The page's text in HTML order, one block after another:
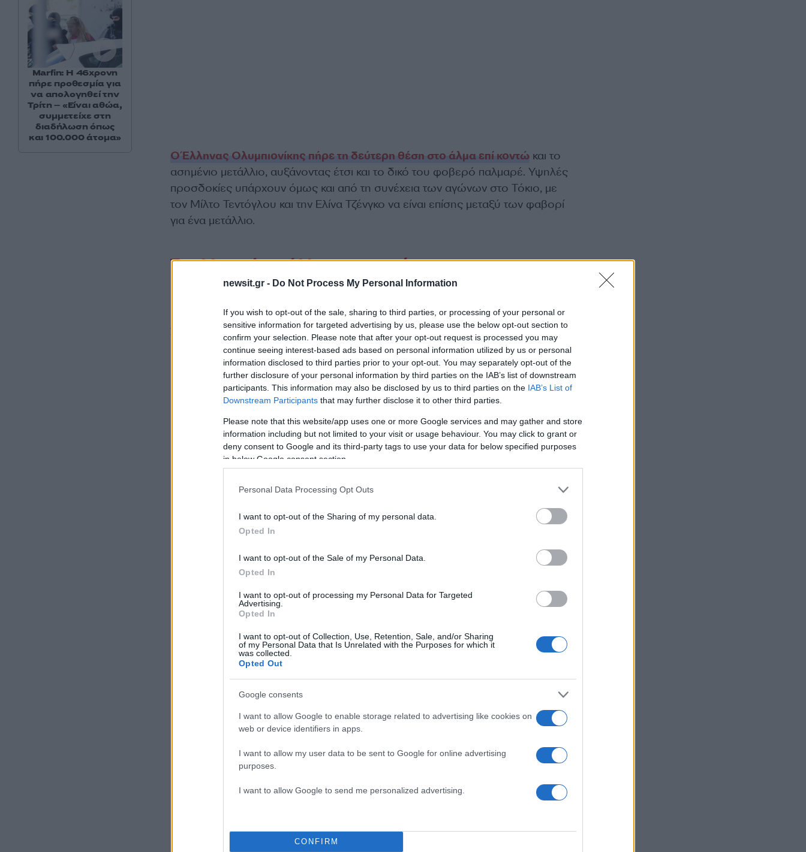
newsit.gr - Do Not Process My Personal Information
If you wish to opt-out of the sale, sharing to third parties, or processing of your personal or
sensitive information for targeted advertising by us, please use the below opt-out section to
confirm your selection. Please note that after your opt-out request is processed you may
continue seeing interest-based ads based on personal information utilized by us or personal
information disclosed to third parties prior to your opt-out. You may separately opt-out of the
further disclosure of your personal information by third parties on the IAB’s list of downstream
participants. This information may also be disclosed by us to third parties on the IAB’s List of
Downstream Participants that may further disclose it to other third parties.
Please note that this website/app uses one or more Google services and may gather and store
information including but not limited to your visit or usage behaviour. You may click to grant or
deny consent to Google and its third-party tags to use your data for below specified purposes
in below Google consent section.
Personal Data Processing Opt Outs
I want to opt-out of the Sharing of my personal data.
Opted In
I want to opt-out of the Sale of my Personal Data.
Opted In
I want to opt-out of processing my Personal Data for Targeted
Advertising.
Opted In
I want to opt-out of Collection, Use, Retention, Sale, and/or Sharing
of my Personal Data that Is Unrelated with the Purposes for which it
was collected.
Opted Out
Google consents
I want to allow Google to enable storage related to advertising like cookies on
web or device identifiers in apps.
I want to allow my user data to be sent to Google for online advertising
purposes.
I want to allow Google to send me personalized advertising.
CONFIRM
Ο Έλληνας Ολυμπιονίκης πήρε τη δεύτερη θέση στο άλμα επί κοντώκαι το
ασημένιο μετάλλιο, αυξάνοντας έτσι και το δικό του φοβερό παλμαρέ. Υψηλές
προσδοκίες υπάρχουν όμως και από τη συνέχεια των αγώνων στο Τόκιο, με
τον Μίλτο Τεντόγλου και την Ελίνα Τζένγκο να είναι επίσης μεταξύ των φαβορί
για ένα μετάλλιο.
Τα ελληνικά μετάλλια στο παγκόσμιο
Άννα Βερούλη, Ακοντισμός, Χάλκινο
ΔΙΑΦΗΜΙΣΗ
Νίκη Ξάνθου, Μήκος, Ασημένιο,
Marfin: Η 46χρονη
πήρε προθεσμία για
να απολογηθεί την
Τρίτη – «Είναι αθώα,
συμμετείχε στη
διαδήλωση όπως
και 100.000 άτομα»